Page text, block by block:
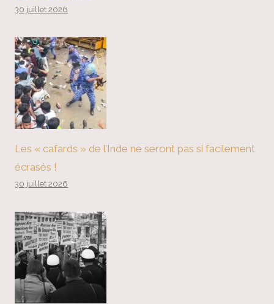
30 juillet 2026
Les « cafards » de l’Inde ne seront pas si facilement
écrasés !
30 juillet 2026